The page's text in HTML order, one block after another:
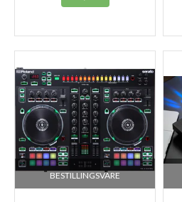
BESTILLINGSVARE